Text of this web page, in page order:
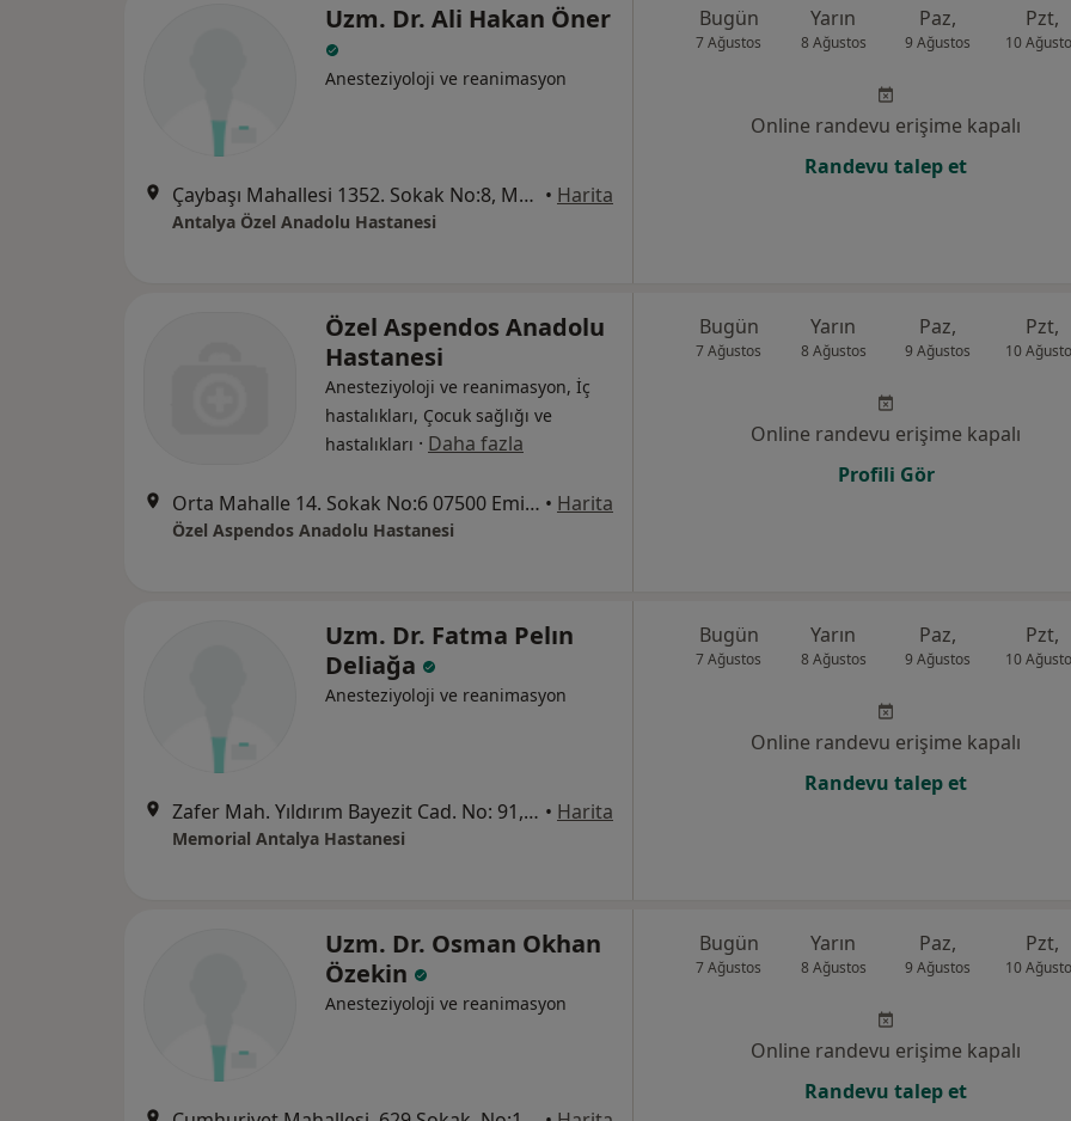
Uzm. Dr. Ali Hakan Öner
Anesteziyoloji ve reanimasyon
Çaybaşı Mahallesi 1352. Sokak No:8, Muratpaşa • Harita
Antalya Özel Anadolu Hastanesi
Bugün
7 Ağustos
Yarın
8 Ağustos
Paz,
9 Ağustos
Pzt,
10
Online randevu erişime kapalı
Randevu talep et
Özel Aspendos Anadolu
Hastanesi
Anesteziyoloji ve reanimasyon, İç
hastalıkları, Çocuk sağlığı ve
hastalıkları · Daha fazla
Orta Mahalle 14. Sokak No:6 07500 Eminceler / Serik / Antalya, Serik • Harita
Özel Aspendos Anadolu Hastanesi
Bugün
7 Ağustos
Yarın
8 Ağustos
Paz,
9 Ağustos
Pzt,
10
Online randevu erişime kapalı
Profili Gör
Uzm. Dr. Fatma Pelın
Deliağa
Anesteziyoloji ve reanimasyon
Zafer Mah. Yıldırım Bayezit Cad. No: 91, Kepez • Harita
Memorial Antalya Hastanesi
Bugün
7 Ağustos
Yarın
8 Ağustos
Paz,
9 Ağustos
Pzt,
10
Online randevu erişime kapalı
Randevu talep et
Uzm. Dr. Osman Okhan
Özekin
Anesteziyoloji ve reanimasyon
Bugün
7 Ağustos
Yarın
8 Ağustos
Paz,
9 Ağustos
Pzt,
10
Online randevu erişime kapalı
Randevu talep et